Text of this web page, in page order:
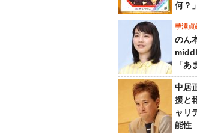
何？」
芋澤貞
のん
「
中居
援と
ャリ
能性